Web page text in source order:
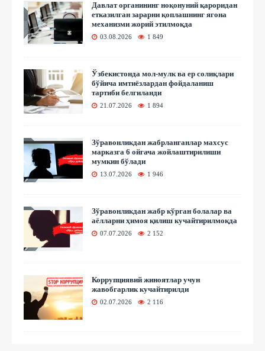
Давлат органининг ноқонуний қароридан
етказилган зарарни қоплашнинг ягона
механизми жорий этилмоқда
03.08.2026 1 849
Ўзбекистонда мол-мулк ва ер солиқлари
бўйича имтиёзлардан фойдаланиш
тартиби белгиланди
21.07.2026 1 894
Зўравонликдан жабрланганлар махсус
марказга 6 ойгача жойлаштирилиши
мумкин бўлади
13.07.2026 1 946
Зўравонликдан жабр кўрган болалар ва
аёлларни ҳимоя қилиш кучайтирилмоқда
07.07.2026 2 152
Коррупциявий жиноятлар учун
жавобгарлик кучайтирилди
02.07.2026 2 116